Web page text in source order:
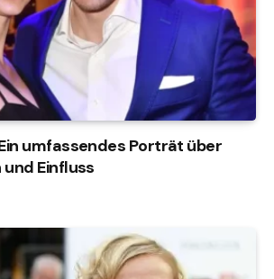
umfassendes Porträt über
Einfluss